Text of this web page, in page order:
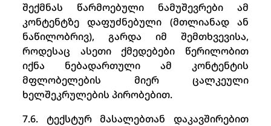
შექმნას წარმოებული ნამუშევრები ამ
კონტენტზე დაფუძნებული (მთლიანად ან
ნაწილობრივ), გარდა იმ შემთხვევისა,
როდესაც ასეთი ქმედებები წერილობით
იქნა ნებადართული ამ კონტენტის
მფლობელების მიერ ცალკეული
ხელშეკრულების პირობებით.
7.6. ტექსტურ მასალებთან დაკავშირებით